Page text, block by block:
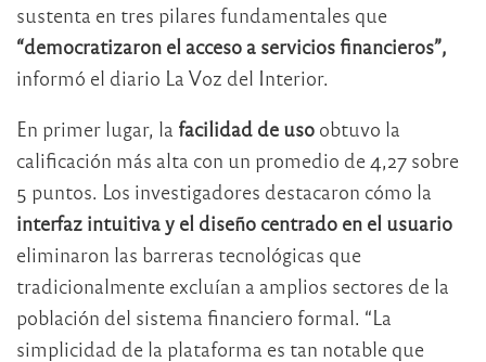
sustenta en tres pilares fundamentales que
“democratizaron el acceso a servicios financieros”,
informó el diario La Voz del Interior.
En primer lugar, la facilidad de uso obtuvo la
calificación más alta con un promedio de 4,27 sobre
5 puntos. Los investigadores destacaron cómo la
interfaz intuitiva y el diseño centrado en el usuario
eliminaron las barreras tecnológicas que
tradicionalmente excluían a amplios sectores de la
población del sistema financiero formal. “La
simplicidad de la plataforma es tan notable que